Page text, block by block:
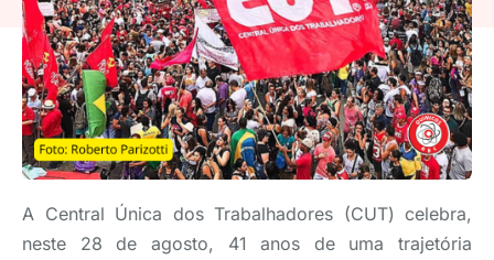
A Central Única dos Trabalhadores (CUT) celebra,
neste 28 de agosto, 41 anos de uma trajetória